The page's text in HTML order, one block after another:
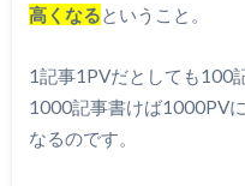
高くなるということ。
1記事1PVだとしても100
1000記事書けば1000PV
なるのです。